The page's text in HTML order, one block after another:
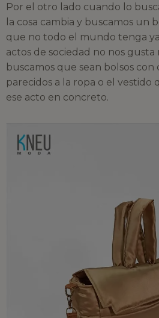
Por el otro lado cuando lo
la cosa cambia y buscamos un
que no todo el mundo tenga
actos de sociedad no nos gusta
buscamos que sean bolsos
parecidos a la ropa o el vestido
ese acto en concreto.